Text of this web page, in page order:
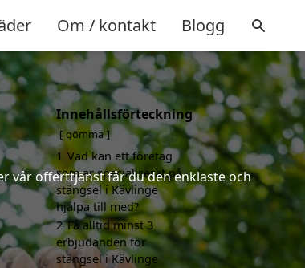
Om / kontakt Blogg
vår offerttjänst får du den enklaste och
Innehållsförteckning
gömma
1 Vad kan ett företag
som är specialiserat på
stängsel i Kävlinge
hjälpa till med?
2 Få alltid minst 3
erbjudanden för
stängsel i Kävlinge